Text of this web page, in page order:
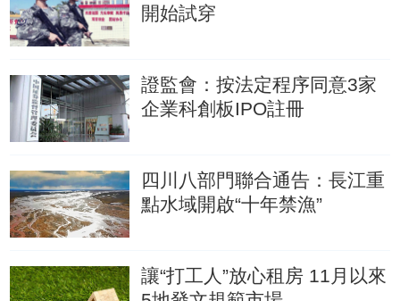
開始試穿
證監會：按法定程序同意3家
企業科創板IPO註冊
四川八部門聯合通告：長江重
點水域開啟“十年禁漁”
讓“打工人”放心租房 11月以來